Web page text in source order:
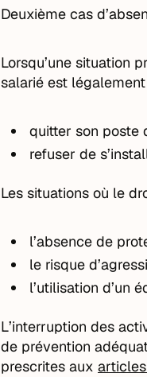
Deuxième cas
Lorsqu’une situation
salarié est
quitter son poste
refuser de
Les situations où le
l’absence de
le risque
l’utilisation d’un
L’interruption des
de prévention
prescrites aux